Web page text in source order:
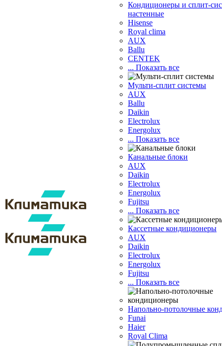
Кондиционеры и сплит-
настенные
Hisense
Royal clima
AUX
Ballu
CENTEK
... Показать все
Мульти-сплит системы
AUX
Ballu
Daikin
Electrolux
Energolux
... Показать все
Канальные блоки
AUX
Dаikin
Electrolux
Energolux
Fujitsu
... Показать все
Кассетные кондиционеры
AUX
Daikin
Electrolux
Energolux
Fujitsu
... Показать все
Напольно-потолочные
Funai
Haier
Royal Clima